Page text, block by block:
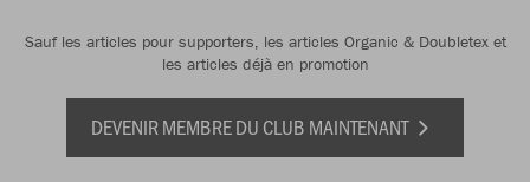
Sauf les articles pour supporters, les articles Organic & Doubletex et
les articles déjà en promotion
DEVENIR MEMBRE DU CLUB MAINTENANT